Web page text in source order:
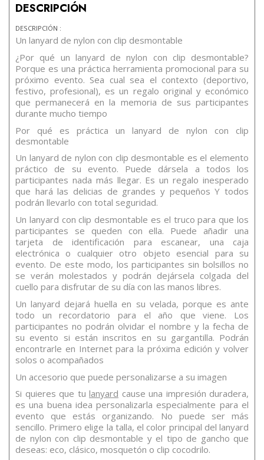
DESCRIPCIÓN
DESCRIPCIÓN :
Un lanyard de nylon con clip desmontable
¿Por qué un lanyard de nylon con clip desmontable?
Porque es una práctica herramienta promocional para su
próximo evento. Sea cual sea el contexto (deportivo,
festivo, profesional), es un regalo original y económico
que permanecerá en la memoria de sus participantes
durante mucho tiempo
Por qué es práctica un lanyard de nylon con clip
desmontable
Un lanyard de nylon con clip desmontable es el elemento
práctico de su evento. Puede dársela a todos los
participantes nada más llegar. Es un regalo inesperado
que hará las delicias de grandes y pequeños Y todos
podrán llevarlo con total seguridad.
Un lanyard con clip desmontable es el truco para que los
participantes se queden con ella. Puede añadir una
tarjeta de identificación para escanear, una caja
electrónica o cualquier otro objeto esencial para su
evento. De este modo, los participantes sin bolsillos no
se verán molestados y podrán dejársela colgada del
cuello para disfrutar de su día con las manos libres.
Un lanyard dejará huella en su velada, porque es ante
todo un recordatorio para el año que viene. Los
participantes no podrán olvidar el nombre y la fecha de
su evento si están inscritos en su gargantilla. Podrán
encontrarle en Internet para la próxima edición y volver
solos o acompañados
Un accesorio que puede personalizarse a su imagen
Si quieres que tu lanyard cause una impresión duradera,
es una buena idea personalizarla especialmente para el
evento que estás organizando. No puede ser más
sencillo. Primero elige la talla, el color principal del lanyard
de nylon con clip desmontable y el tipo de gancho que
deseas: eco, clásico, mosquetón o clip cocodrilo.